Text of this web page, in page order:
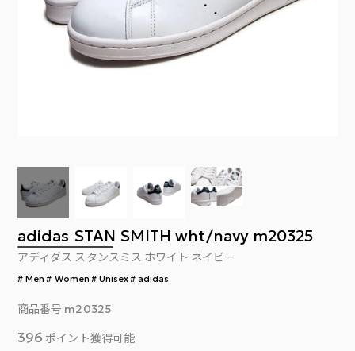
アディダス スタンスミス ホワイト ネイビー
adidas STAN SMITH wht/navy m20325
Men Women Unisex adidas
商品番号 m20325
396 ポイント獲得可能